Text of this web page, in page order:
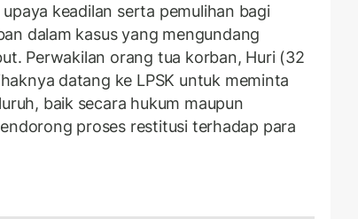
keadilan serta pemulihan bagi
dalam kasus yang mengundang
Perwakilan orang tua korban, Huri (32
datang ke LPSK untuk meminta
baik secara hukum maupun
proses restitusi terhadap para